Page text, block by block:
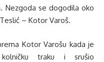
Nezgoda se dogodila oko
– Kotor Varoš.
Kotor Varošu kada je
traku i srušio